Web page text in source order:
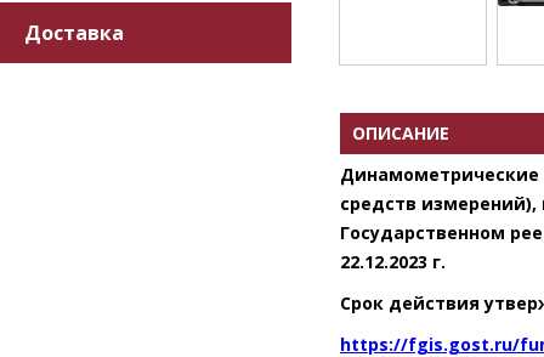
Доставка
ОПИСАНИЕ
Динамометрические
средств измерений),
Государственном
22.12.2023 г.
Срок действия
https://fgis.gost.ru/